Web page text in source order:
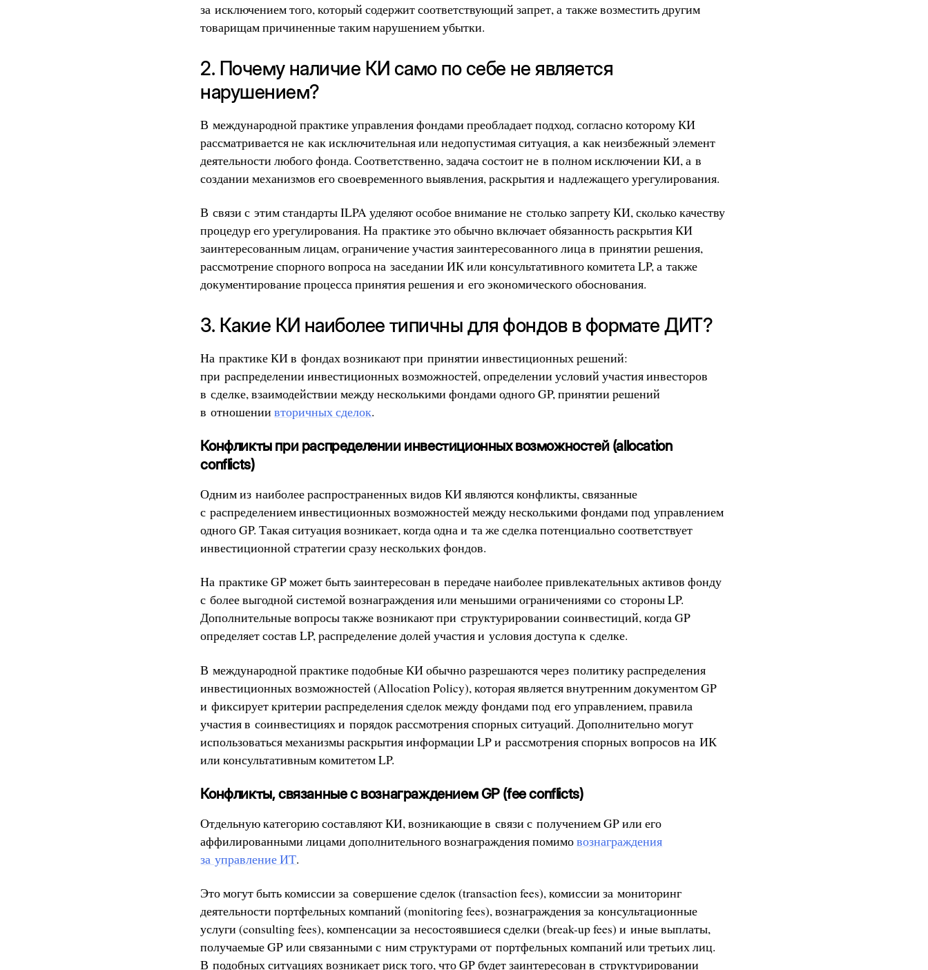
за исключением того, который содержит соответствующий запрет, а также возместить другим
товарищам причиненные таким нарушением убытки.
2. Почему наличие КИ само по себе не является
нарушением?
В международной практике управления фондами преобладает подход, согласно которому КИ
рассматривается не как исключительная или недопустимая ситуация, а как неизбежный элемент
деятельности любого фонда. Соответственно, задача состоит не в полном исключении КИ, а в
создании механизмов его своевременного выявления, раскрытия и надлежащего урегулирования.
В связи с этим стандарты ILPA уделяют особое внимание не столько запрету КИ, сколько качеству
процедур его урегулирования. На практике это обычно включает обязанность раскрытия КИ
заинтересованным лицам, ограничение участия заинтересованного лица в принятии решения,
рассмотрение спорного вопроса на заседании ИК или консультативного комитета LP, а также
документирование процесса принятия решения и его экономического обоснования.
3. Какие КИ наиболее типичны для фондов в формате ДИТ?
На практике КИ в фондах возникают при принятии инвестиционных решений:
при распределении инвестиционных возможностей, определении условий участия инвесторов
в сделке, взаимодействии между несколькими фондами одного GP, принятии решений
в отношениивторичных сделок.
Конфликты при распределении инвестиционных возможностей (allocation
conflicts)
Одним из наиболее распространенных видов КИ являются конфликты, связанные
с распределением инвестиционных возможностей между несколькими фондами под управлением
одного GP. Такая ситуация возникает, когда одна и та же сделка потенциально соответствует
инвестиционной стратегии сразу нескольких фондов.
На практике GP может быть заинтересован в передаче наиболее привлекательных активов фонду
с более выгодной системой вознаграждения или меньшими ограничениями со стороны LP.
Дополнительные вопросы также возникают при структурировании соинвестиций, когда GP
определяет состав LP, распределение долей участия и условия доступа к сделке.
В международной практике подобные КИ обычно разрешаются через политику распределения
инвестиционных возможностей (Allocation Policy), которая является внутренним документом GP
и фиксирует критерии распределения сделок между фондами под его управлением, правила
участия в соинвестициях и порядок рассмотрения спорных ситуаций. Дополнительно могут
использоваться механизмы раскрытия информации LP и рассмотрения спорных вопросов на ИК
или консультативным комитетом LP.
Конфликты, связанные с вознаграждением GP (fee conflicts)
Отдельную категорию составляют КИ, возникающие в связи с получением GP или его
аффилированными лицами дополнительного вознаграждения помимовознаграждения
за управление ИТ.
Это могут быть комиссии за совершение сделок (transaction fees), комиссии за мониторинг
деятельности портфельных компаний (monitoring fees), вознаграждения за консультационные
услуги (consulting fees), компенсации за несостоявшиеся сделки (break-up fees) и иные выплаты,
получаемые GP или связанными с ним структурами от портфельных компаний или третьих лиц.
В подобных ситуациях возникает риск того, что GP будет заинтересован в структурировании